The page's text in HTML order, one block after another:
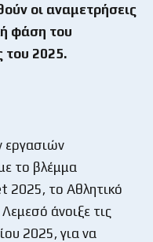
οι αναμετρήσεις
φάση του
2025.
εργασιών
το βλέμμα
2025, το Αθλητικό
άνοιξε τις
2025, για να